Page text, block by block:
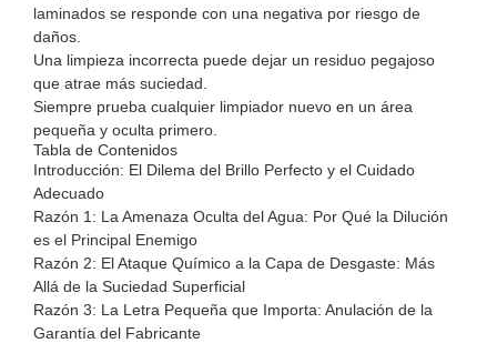
laminados se responde con una negativa por riesgo de
daños.
Una limpieza incorrecta puede dejar un residuo pegajoso
que atrae más suciedad.
Siempre prueba cualquier limpiador nuevo en un área
pequeña y oculta primero.
Tabla de Contenidos
Introducción: El Dilema del Brillo Perfecto y el Cuidado
Adecuado
Razón 1: La Amenaza Oculta del Agua: Por Qué la Dilución
es el Principal Enemigo
Razón 2: El Ataque Químico a la Capa de Desgaste: Más
Allá de la Suciedad Superficial
Razón 3: La Letra Pequeña que Importa: Anulación de la
Garantía del Fabricante